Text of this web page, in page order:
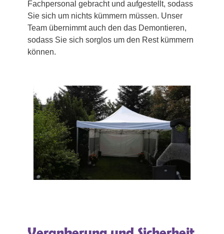
Fachpersonal gebracht und aufgestellt, sodass
Sie sich um nichts kümmern müssen. Unser
Team übernimmt auch den das Demontieren,
sodass Sie sich sorglos um den Rest kümmern
können.